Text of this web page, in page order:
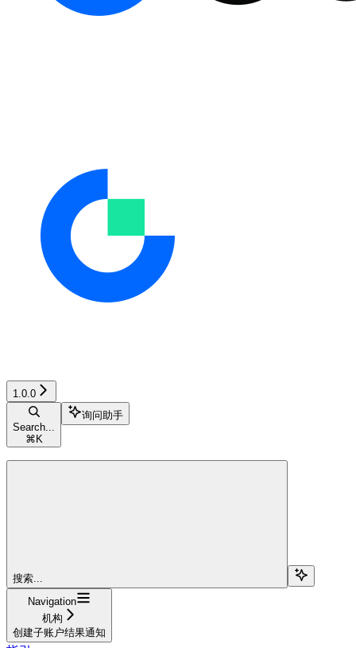
1.0.0
Search...
⌘ K
询问助手
搜索...
Navigation
机构
创建子账户结果通知